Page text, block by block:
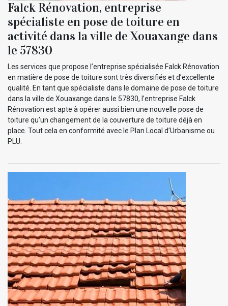
Falck Rénovation, entreprise
spécialiste en pose de toiture en
activité dans la ville de Xouaxange dans
le 57830
Les services que propose l’entreprise spécialisée Falck Rénovation
en matière de pose de toiture sont très diversifiés et d’excellente
qualité. En tant que spécialiste dans le domaine de pose de toiture
dans la ville de Xouaxange dans le 57830, l’entreprise Falck
Rénovation est apte à opérer aussi bien une nouvelle pose de
toiture qu’un changement de la couverture de toiture déjà en
place. Tout cela en conformité avec le Plan Local d’Urbanisme ou
PLU.